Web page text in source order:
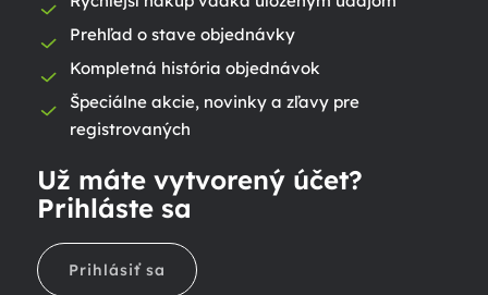
Prehľad o stave objednávky
Kompletná história objednávok
Špeciálne akcie, novinky a zľavy pre
registrovaných
Už máte vytvorený účet?
Prihláste sa
Prihlásiť sa